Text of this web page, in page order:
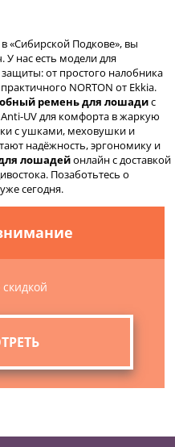
в «Сибирской Подкове», вы
нас есть модели для
от простого налобника
NORTON от Ekkia.
ремень для лошадис
UV для комфорта в жаркую
с ушками, меховушки и
надёжность, эргономику и
лошадейонлайн с доставкой
Позаботьтесь о
сегодня.